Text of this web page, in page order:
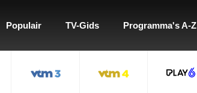
Populair TV-Gids Programma's A-Z